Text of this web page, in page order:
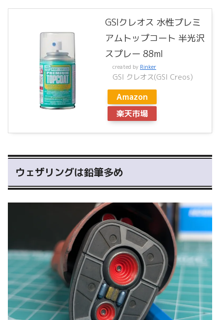
GSIクレオス 水性プレミ
アムトップコート 半光沢
スプレー 88ml
created by Rinker
GSI クレオス(GSI Creos)
Amazon
楽天市場
ウェザリングは鉛筆多め